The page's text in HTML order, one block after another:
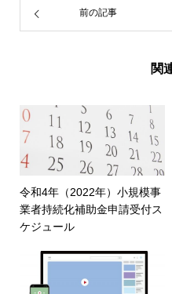
前の記事
関
令和4年（2022年）小規模事
業者持続化補助金申請受付ス
ケジュール